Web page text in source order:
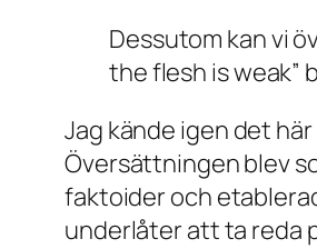
Dessutom kan vi
the flesh is weak”
Jag kände igen det
Översättningen blev
faktoider och
underlåter att ta reda